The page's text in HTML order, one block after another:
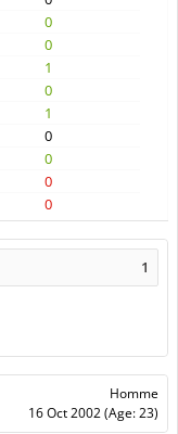
0
0
1
0
1
0
0
0
0
1
Homme
16 Oct 2002(Age: 23)